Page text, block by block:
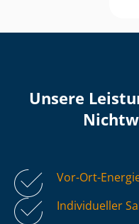
Unsere
Vor-Ort-
Individueller